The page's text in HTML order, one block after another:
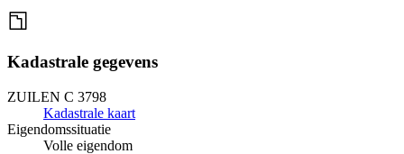
Kadastrale gegevens
ZUILEN C 3798
Kadastrale kaart
Eigendomssituatie
Volle eigendom